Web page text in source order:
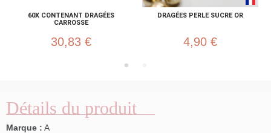
60X CONTENANT DRAGÉES
CARROSSE
30,83 €
DRAGÉES PERLE SUCRE OR
4,90 €
Détails du produit
Marque : A